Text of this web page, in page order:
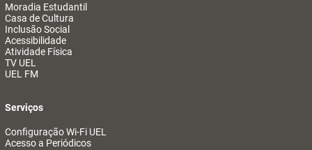
Moradia Estudantil
Casa de Cultura
Inclusão Social
Acessibilidade
Atividade Física
TV UEL
UEL FM
Serviços
Configuração Wi-Fi UEL
Acesso a Periódicos